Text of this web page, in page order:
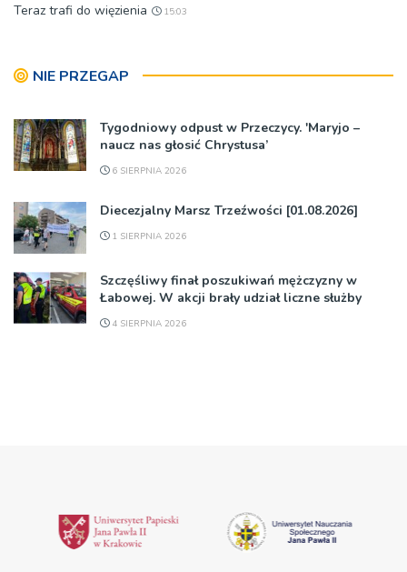
Teraz trafi do więzienia
15:03
NIE PRZEGAP
Tygodniowy odpust w Przeczycy. 'Maryjo –
naucz nas głosić Chrystusa’
6 SIERPNIA 2026
Diecezjalny Marsz Trzeźwości [01.08.2026]
1 SIERPNIA 2026
Szczęśliwy finał poszukiwań mężczyzny w
Łabowej. W akcji brały udział liczne służby
4 SIERPNIA 2026